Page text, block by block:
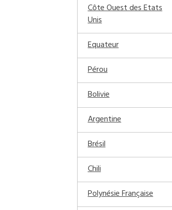
Côte Ouest des Etats
Unis
Equateur
Pérou
Bolivie
Argentine
Brésil
Chili
Polynésie Française